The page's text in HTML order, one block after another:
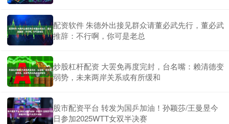
配资软件 朱德外出接见群众请董必武先行，董必武
推辞：不行啊，你可是老总
炒股杠杆配资 大罢免再度完封，台名嘴：赖清德变
弱势，未来两岸关系或有所缓和
股市配资平台 转发为国乒加油！孙颖莎/王曼昱今
日参加2025WTT女双半决赛